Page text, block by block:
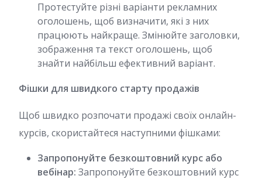
Протестуйте різні варіанти рекламних
оголошень, щоб визначити, які з них
працюють найкраще. Змінюйте заголовки,
зображення та текст оголошень, щоб
знайти найбільш ефективний варіант.
Фішки для швидкого старту продажів
Щоб швидко розпочати продажі своїх онлайн-
курсів, скористайтеся наступними фішками:
Запропонуйте безкоштовний курс або
вебінар: Запропонуйте безкоштовний курс